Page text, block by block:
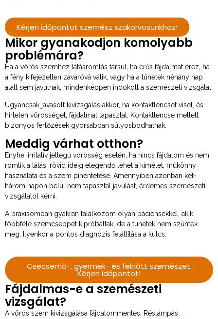
Kérjen időpontot szemész szakorvosunkhoz!
Mikor gyanakodjon komolyabb
problémára?
Ha a vörös szemhez látásromlás társul, ha erős fájdalmat érez, ha
a fény kifejezetten zavaróvá válik, vagy ha a tünetek néhány nap
alatt sem javulnak, mindenképpen indokolt a szemészeti vizsgálat.
Ugyancsak javasolt kivizsgálás akkor, ha kontaktlencsét visel, és
hirtelen vörösséget, fájdalmat tapasztal. Kontaktlencse mellett
bizonyos fertőzések gyorsabban súlyosbodhatnak.
Meddig várhat otthon?
Enyhe, irritatív jellegű vörösség esetén, ha nincs fájdalom és nem
romlik a látás, rövid ideig elegendő lehet a kímélet, műkönny
használata és a szem pihentetése. Amennyiben azonban két-
három napon belül nem tapasztal javulást, érdemes szemészeti
vizsgálatot kérni.
A praxisomban gyakran találkozom olyan páciensekkel, akik
többféle szemcseppet kipróbáltak, de a tünetek nem szűntek
meg. Ilyenkor a pontos diagnózis felállítása a kulcs.
Csecsemő-, gyermek- és felnőtt szemészet.
Kérjen időpontot!
Fájdalmas-e a szemészeti
vizsgálat?
A vörös szem kivizsgálása fájdalommentes. Réslámpás